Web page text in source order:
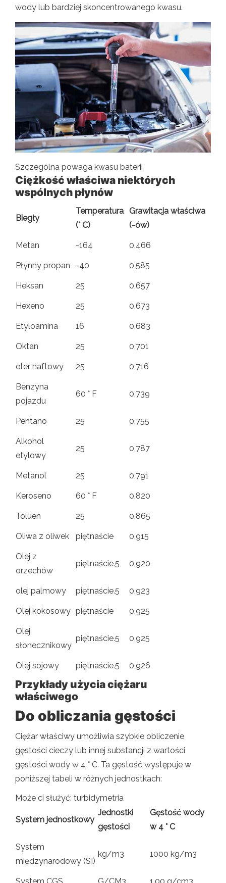
wody lub bardziej skoncentrowanego kwasu.
Szczególna powaga kwasu baterii
Ciężkość właściwa niektórych
wspólnych płynów
Biegły
Temperatura
(° C)
Grawitacja właściwa
(-ów)
Metan -164 0,466
Płynny propan -40 0,585
Heksan 25 0,657
Hexeno 25 0,673
Etyloamina 16 0,683
Oktan 25 0,701
eter naftowy 25 0,716
Benzyna
pojazdu
60 ° F 0,739
Pentano 25 0,755
Alkohol
etylowy
25 0,787
Metanol 25 0,791
Keroseno 60 ° F 0,820
Toluen 25 0,865
Oliwa z oliwek piętnaście 0,915
Olej z
orzechów
piętnaście.5 0,920
olej palmowy piętnaście.5 0,923
Olej kokosowy piętnaście 0,925
Olej
słonecznikowy
piętnaście.5 0,925
Olej sojowy piętnaście.5 0,926
Przykłady użycia ciężaru
właściwego
Do obliczania gęstości
Ciężar właściwy umożliwia szybkie obliczenie
gęstości cieczy lub innej substancji z wartości
gęstości wody w 4 ° C. Ta gęstość występuje w
poniższej tabeli w różnych jednostkach:
Może ci służyć: turbidymetria
System jednostkowy
Jednostki
gęstości
Gęstość wody
w 4 ° C
System
międzynarodowy (SI)
kg/m3 1000 kg/m3